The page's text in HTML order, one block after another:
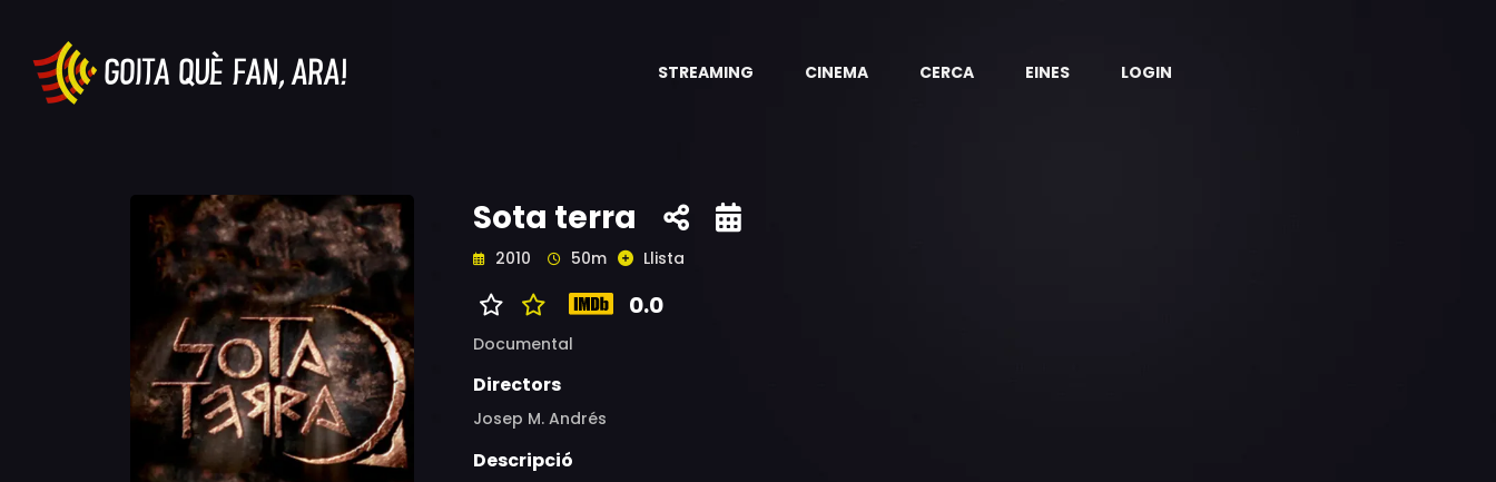
STREAMING CINEMA CERCA EINES LOGIN
Sota terra
2010 50m Llista
0.0
Documental
Directors
Josep M. Andrés
Descripció